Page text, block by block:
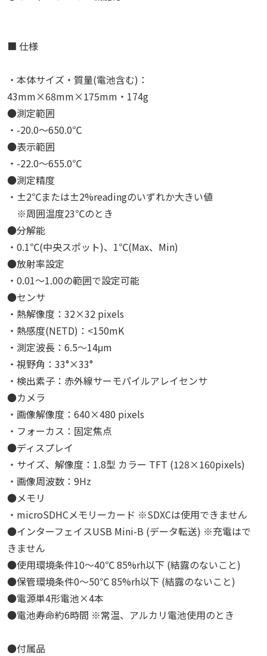
■ 仕様
・本体サイズ・質量(電池含む)：
43mm×68mm×175mm・174g
●測定範囲
・-20.0～650.0℃
●表示範囲
・-22.0～655.0℃
●測定精度
・±2℃または±2%readingのいずれか大きい値
※周囲温度23℃のとき
●分解能
・0.1℃(中央スポット)、1℃(Max、Min)
●放射率設定
・0.01～1.00の範囲で設定可能
●センサ
・熱解像度：32×32 pixels
・熱感度(NETD)：<150mK
・測定波長：6.5～14μm
・視野角：33°×33°
・検出素子：赤外線サーモパイルアレイセンサ
●カメラ
・画像解像度：640×480 pixels
・フォーカス：固定焦点
●ディスプレイ
・サイズ、解像度：1.8型 カラー TFT (128×160pixels)
・画像周波数：9Hz
●メモリ
・microSDHCメモリーカード ※SDXCは使用できません
●インターフェイスUSB Mini-B (データ転送) ※充電はで
きません
●使用環境条件10～40℃ 85%rh以下 (結露のないこと)
●保管環境条件0～50℃ 85%rh以下 (結露のないこと)
●電源単4形電池×4本
●電池寿命約6時間 ※常温、アルカリ電池使用のとき
●付属品